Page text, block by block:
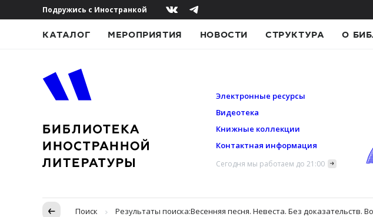
Подружись с Иностранкой
КАТАЛОГ МЕРОПРИЯТИЯ НОВОСТИ СТРУКТУРА О
Электронные ресурсы
Видеотека
Книжные коллекции
Контактная информация
Сегодня мы работаем до 21:00
Пропуск в контексте
Поиск Результаты поиска:Весенняя песня. Невеста. Без доказательств.